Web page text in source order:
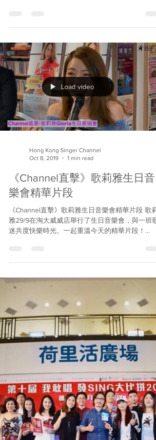
四大組別的三甲及優異獎，以及全場總三甲殊...
Load video
Hong Kong Singer Channel
《Channel直擊》歌莉雅生日音
樂會精華片段
《Channel直擊》歌莉雅生日音樂會精華片段 歌莉
雅29/9在淘大威威店舉行了生日音樂會，與一班歌
CHANNEL...